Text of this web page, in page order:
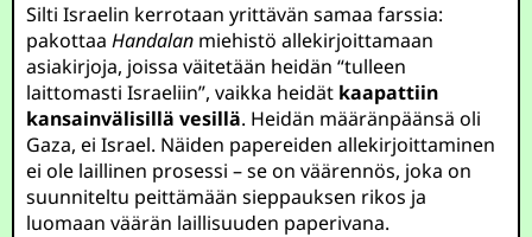
Silti Israelin kerrotaan yrittävän samaa farssia:
pakottaaHandalan miehistö allekirjoittamaan
asiakirjoja, joissa väitetään heidän “tulleen
laittomasti Israeliin”, vaikka heidät kaapattiin
kansainvälisillä vesillä. Heidän määränpäänsä oli
Gaza, ei Israel. Näiden papereiden allekirjoittaminen
ei ole laillinen prosessi – se on väärennös, joka on
suunniteltu peittämään sieppauksen rikos ja
luomaan väärän laillisuuden paperivana.